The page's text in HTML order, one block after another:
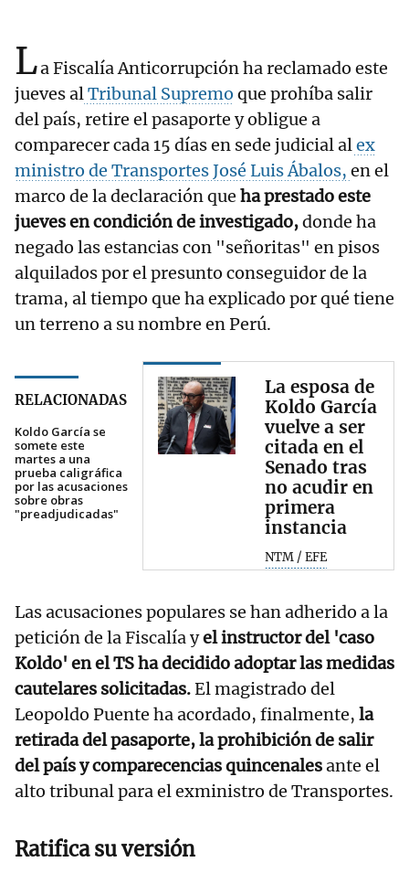
La Fiscalía Anticorrupción ha reclamado este
jueves alTribunal Supremo que prohíba salir
del país, retire el pasaporte y obligue a
comparecer cada 15 días en sede judicial alex
ministro de Transportes José Luis Ábalos, en el
marco de la declaración que ha prestado este
jueves en condición de investigado,donde ha
negado las estancias con "señoritas" en pisos
alquilados por el presunto conseguidor de la
trama, al tiempo que ha explicado por qué tiene
un terreno a su nombre en Perú.
RELACIONADAS
Koldo García se
somete este
martes a una
prueba caligráfica
por las acusaciones
sobre obras
"preadjudicadas"
La esposa de
Koldo García
vuelve a ser
citada en el
Senado tras
no acudir en
primera
instancia
NTM / EFE
Las acusaciones populares se han adherido a la
petición de la Fiscalía yel instructor del 'caso
Koldo' en el TS ha decidido adoptar las medidas
cautelares solicitadas.El magistrado del
Leopoldo Puente ha acordado, finalmente, la
retirada del pasaporte, la prohibición de salir
del país y comparecencias quincenalesante el
alto tribunal para el exministro de Transportes.
Ratifica su versión